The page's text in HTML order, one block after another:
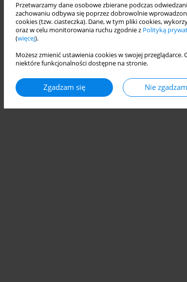
Przetwarzamy dane osobowe zbierane podczas
zachowaniu odbywa się poprzez dobrowolnie
cookies (tzw. ciasteczka). Dane, w tym pliki cookies,
oraz w celu monitorowania ruchu zgodnie z Polityką
(więcej).
Możesz zmienić ustawienia cookies w swojej
niektóre funkcjonalności dostępne na stronie.
Zgadzam się Nie